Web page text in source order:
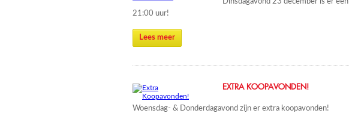
21:00 uur!
Lees meer
EXTRA KOOPAVONDEN!
Woensdag- & Donderdagavond zijn er extra koopavonden!